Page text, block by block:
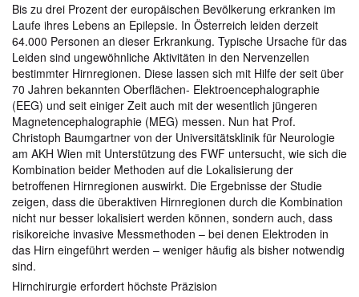
Bis zu drei Prozent der europäischen Bevölkerung erkranken im
Laufe ihres Lebens an Epilepsie. In Österreich leiden derzeit
64.000 Personen an dieser Erkrankung. Typische Ursache für das
Leiden sind ungewöhnliche Aktivitäten in den Nervenzellen
bestimmter Hirnregionen. Diese lassen sich mit Hilfe der seit über
70 Jahren bekannten Oberflächen- Elektroencephalographie
(EEG) und seit einiger Zeit auch mit der wesentlich jüngeren
Magnetencephalographie (MEG) messen. Nun hat Prof.
Christoph Baumgartner von der Universitätsklinik für Neurologie
am AKH Wien mit Unterstützung des FWF untersucht, wie sich die
Kombination beider Methoden auf die Lokalisierung der
betroffenen Hirnregionen auswirkt. Die Ergebnisse der Studie
zeigen, dass die überaktiven Hirnregionen durch die Kombination
nicht nur besser lokalisiert werden können, sondern auch, dass
risikoreiche invasive Messmethoden – bei denen Elektroden in
das Hirn eingeführt werden – weniger häufig als bisher notwendig
sind.
Hirnchirurgie erfordert höchste Präzision